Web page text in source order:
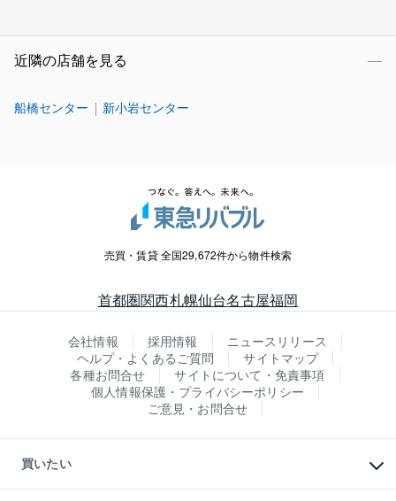
近隣の店舗を見る
船橋センター 新小岩センター
売買・賃貸 全国29,672件から物件検索
首都圏関西札幌仙台名古屋福岡
会社情報 採用情報
ニュースリリース
ヘルプ・よくあるご質問
サイトマップ
各種お問合せ
サイトについて・免責事項
個人情報保護・プライバシーポリシー
ご意見・お問合せ
買いたい